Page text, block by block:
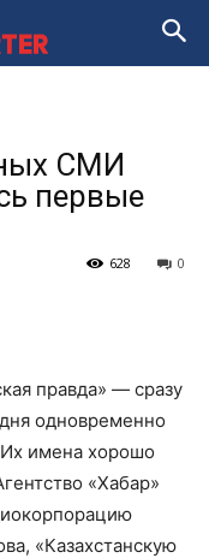
СМИ
первые
0
628
правда» — сразу
одновременно
имена хорошо
«Хабар»
«Казахстанскую